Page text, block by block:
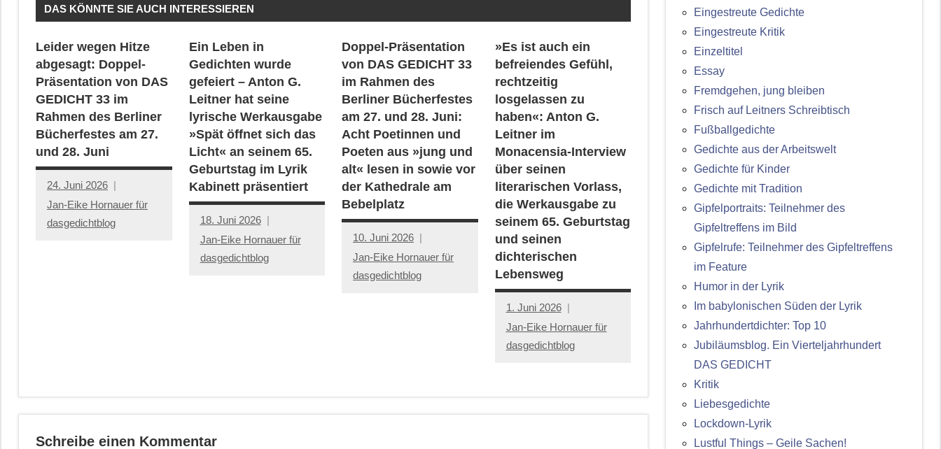
DAS KÖNNTE SIE AUCH INTERESSIEREN
Leider wegen Hitze
abgesagt: Doppel-
Präsentation von DAS
GEDICHT 33 im
Rahmen des Berliner
Bücherfestes am 27.
und 28. Juni
24. Juni 2026
Jan-Eike Hornauer für
dasgedichtblog
Ein Leben in
Gedichten wurde
gefeiert – Anton G.
Leitner hat seine
lyrische Werkausgabe
»Spät öffnet sich das
Licht« an seinem 65.
Geburtstag im Lyrik
Kabinett präsentiert
18. Juni 2026
Jan-Eike Hornauer für
dasgedichtblog
Doppel-Präsentation
von DAS GEDICHT 33
im Rahmen des
Berliner Bücherfestes
am 27. und 28. Juni:
Acht Poetinnen und
Poeten aus »jung und
alt« lesen in sowie vor
der Kathedrale am
Bebelplatz
10. Juni 2026
Jan-Eike Hornauer für
dasgedichtblog
»Es ist auch ein
befreiendes Gefühl,
rechtzeitig
losgelassen zu
haben«: Anton G.
Leitner im
Monacensia-Interview
über seinen
literarischen Vorlass,
die Werkausgabe zu
seinem 65. Geburtstag
und seinen
dichterischen
Lebensweg
1. Juni 2026
Jan-Eike Hornauer für
dasgedichtblog
Schreibe einen Kommentar
Eingestreute Gedichte
Eingestreute Kritik
Einzeltitel
Essay
Fremdgehen, jung bleiben
Frisch auf Leitners Schreibtisch
Fußballgedichte
Gedichte aus der Arbeitswelt
Gedichte für Kinder
Gedichte mit Tradition
Gipfelportraits: Teilnehmer des
Gipfeltreffens im Bild
Gipfelrufe: Teilnehmer des Gipfeltreffens
im Feature
Humor in der Lyrik
Im babylonischen Süden der Lyrik
Jahrhundertdichter: Top 10
Jubiläumsblog. Ein Vierteljahrhundert
DAS GEDICHT
Kritik
Liebesgedichte
Lockdown-Lyrik
Lustful Things – Geile Sachen!